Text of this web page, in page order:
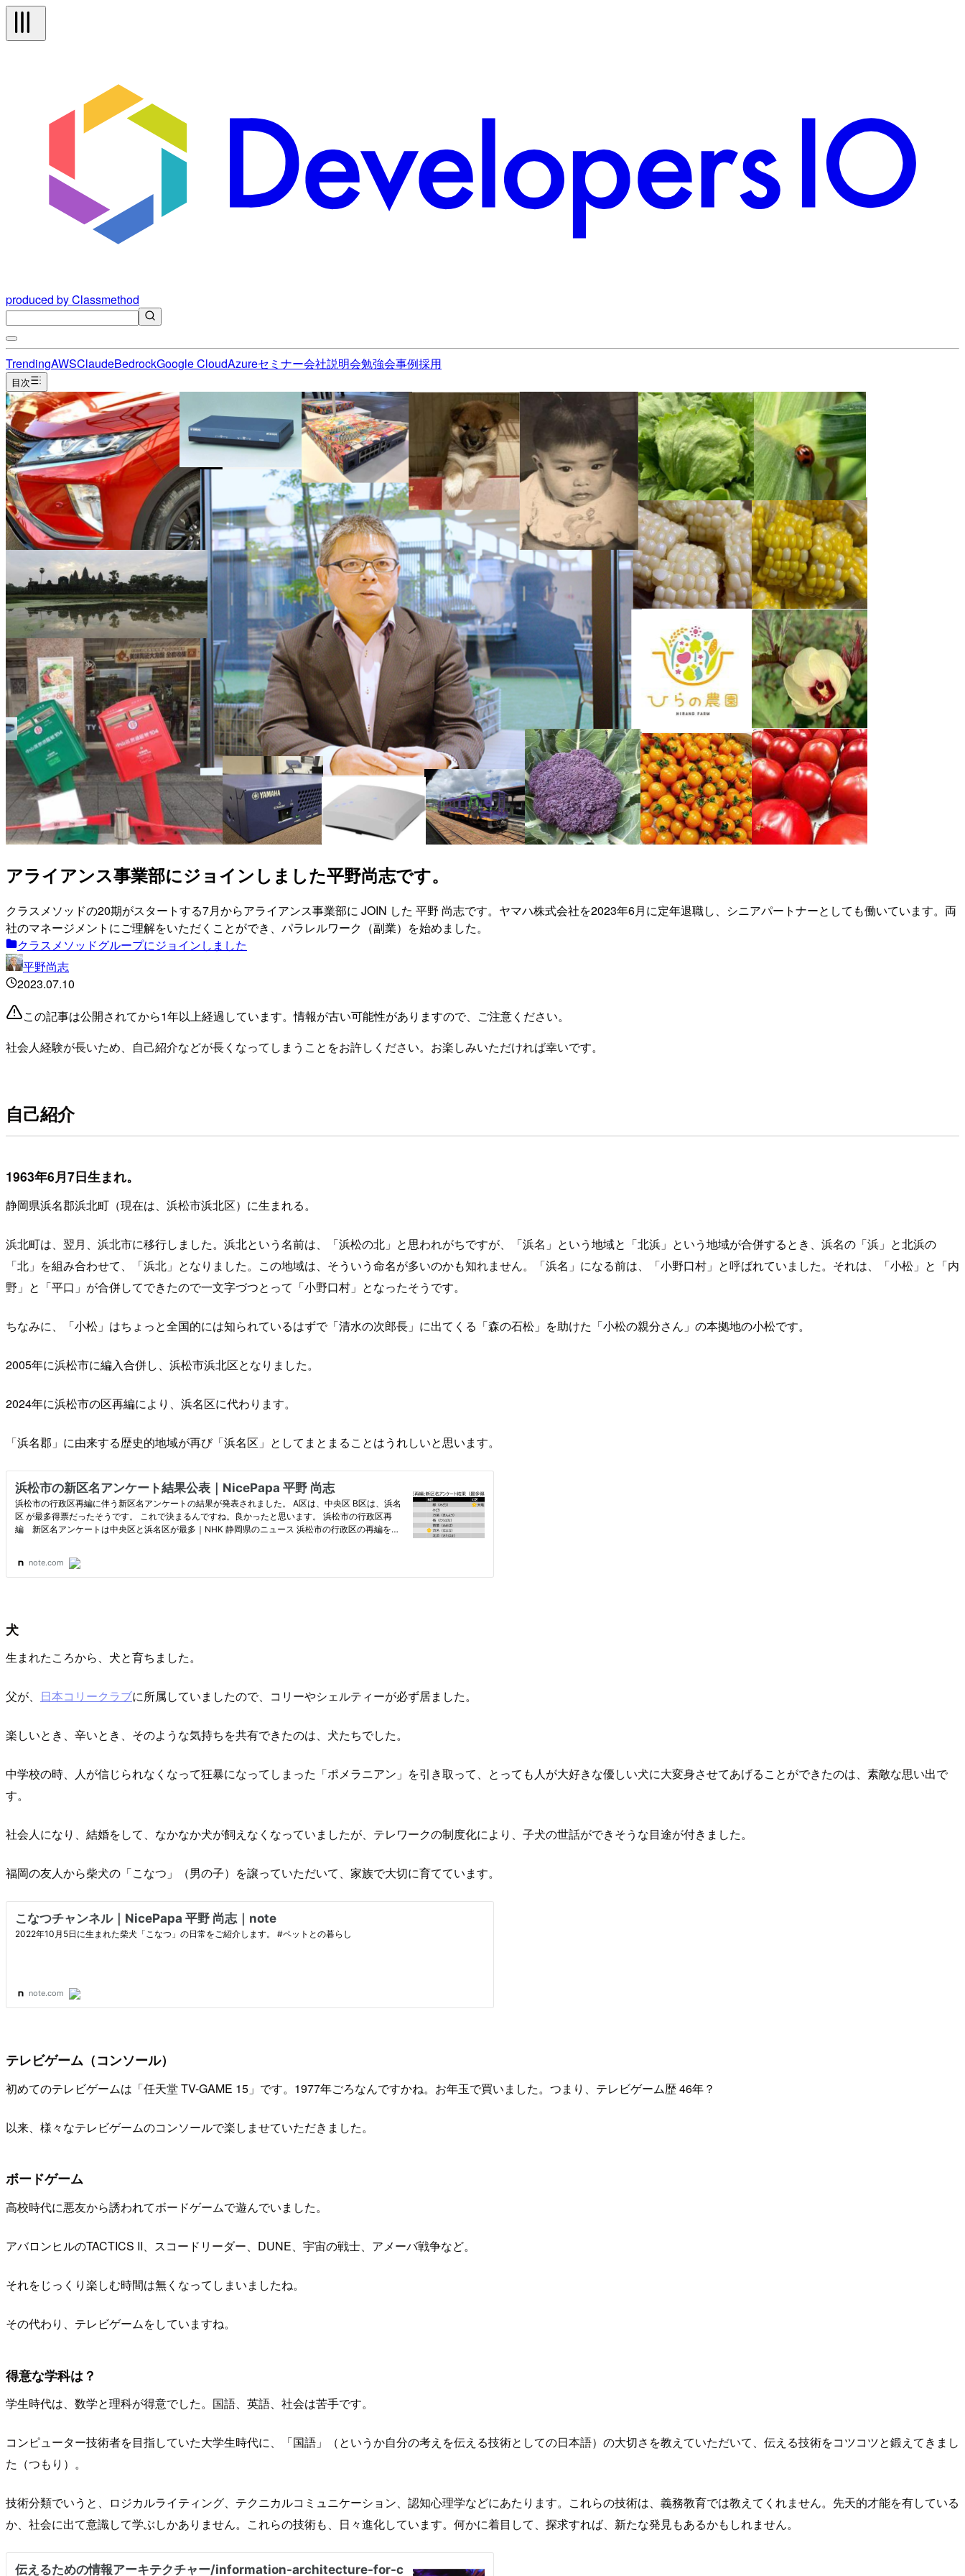
produced by Classmethod
TrendingAWSClaudeBedrockGoogle CloudAzureセミナー会社説明会勉強会事例採用
目次
アライアンス事業部にジョインしました平野尚志です。
クラスメソッドの20期がスタートする7月からアライアンス事業部に JOIN した 平野 尚志です。ヤマハ株式会社を2023年6月に定年退職し、シニアパートナーとしても働いています。両
社のマネージメントにご理解をいただくことができ、パラレルワーク（副業）を始めました。
クラスメソッドグループにジョインしました
平野尚志
2023.07.10
この記事は公開されてから1年以上経過しています。情報が古い可能性がありますので、ご注意ください。
社会人経験が長いため、自己紹介などが長くなってしまうことをお許しください。お楽しみいただければ幸いです。
自己紹介
1963年6月7日生まれ。
静岡県浜名郡浜北町（現在は、浜松市浜北区）に生まれる。
浜北町は、翌月、浜北市に移行しました。浜北という名前は、「浜松の北」と思われがちですが、「浜名」という地域と「北浜」という地域が合併するとき、浜名の「浜」と北浜の
「北」を組み合わせて、「浜北」となりました。この地域は、そういう命名が多いのかも知れません。「浜名」になる前は、「小野口村」と呼ばれていました。それは、「小松」と「内
野」と「平口」が合併してできたので一文字づつとって「小野口村」となったそうです。
ちなみに、「小松」はちょっと全国的には知られているはずで「清水の次郎長」に出てくる「森の石松」を助けた「小松の親分さん」の本拠地の小松です。
2005年に浜松市に編入合併し、浜松市浜北区となりました。
2024年に浜松市の区再編により、浜名区に代わります。
「浜名郡」に由来する歴史的地域が再び「浜名区」としてまとまることはうれしいと思います。
犬
生まれたころから、犬と育ちました。
父が、 日本コリークラブに所属していましたので、コリーやシェルティーが必ず居ました。
楽しいとき、辛いとき、そのような気持ちを共有できたのは、犬たちでした。
中学校の時、人が信じられなくなって狂暴になってしまった「ポメラニアン」を引き取って、とっても人が大好きな優しい犬に大変身させてあげることができたのは、素敵な思い出で
す。
社会人になり、結婚をして、なかなか犬が飼えなくなっていましたが、テレワークの制度化により、子犬の世話ができそうな目途が付きました。
福岡の友人から柴犬の「こなつ」（男の子）を譲っていただいて、家族で大切に育てています。
テレビゲーム（コンソール）
初めてのテレビゲームは「任天堂 TV-GAME 15」です。1977年ごろなんですかね。お年玉で買いました。つまり、テレビゲーム歴 46年？
以来、様々なテレビゲームのコンソールで楽しませていただきました。
ボードゲーム
高校時代に悪友から誘われてボードゲームで遊んでいました。
アバロンヒルのTACTICS II、スコードリーダー、DUNE、宇宙の戦士、アメーバ戦争など。
それをじっくり楽しむ時間は無くなってしまいましたね。
その代わり、テレビゲームをしていますね。
得意な学科は？
学生時代は、数学と理科が得意でした。国語、英語、社会は苦手です。
コンピューター技術者を目指していた大学生時代に、「国語」（というか自分の考えを伝える技術としての日本語）の大切さを教えていただいて、伝える技術をコツコツと鍛えてきまし
た（つもり）。
技術分類でいうと、ロジカルライティング、テクニカルコミュニケーション、認知心理学などにあたります。これらの技術は、義務教育では教えてくれません。先天的才能を有している
か、社会に出て意識して学ぶしかありません。これらの技術も、日々進化しています。何かに着目して、探求すれば、新たな発見もあるかもしれません。